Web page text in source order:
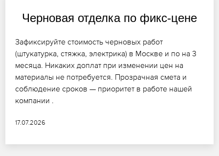
Черновая отделка по фикс-цене
Зафиксируйте стоимость черновых работ
(штукатурка, стяжка, электрика) в Москве и по на 3
месяца. Никаких доплат при изменении цен на
материалы не потребуется. Прозрачная смета и
соблюдение сроков — приоритет в работе нашей
компании .
17.07.2026